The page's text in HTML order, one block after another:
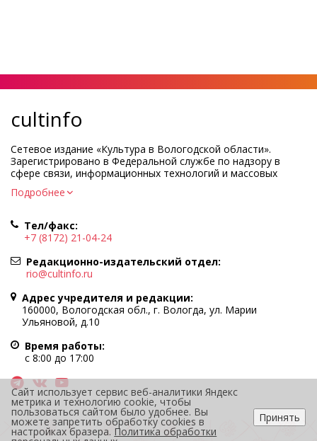
cultinfo
Сетевое издание «Культура в Вологодской области».
Зарегистрировано в Федеральной службе по надзору в
сфере связи, информационных технологий и массовых
коммуникаций.
Регистрационный номер и дата принятия решения о
Учредитель КУ ВО «Информационно-аналитический центр
культуры»
Адрес учредителя и редакции: 160000, Вологодская обл., г.
Вологда, ул. Марии Ульяновой, д.10
Главный редактор — Легчанова Елена Григорьевна
Политика в отношении обработки персональных данных
При полном или частичном использовании информации
портала гиперссылка на cultinfo.ru обязательна.
Редакция не несет ответственности за достоверность
информации, содержащейся в рекламных объявлениях.
12+
Подробнее
Тел/факс:
+7 (8172) 21-04-24
Редакционно-издательский отдел:
rio@cultinfo.ru
Адрес учредителя и редакции:
160000, Вологодская обл., г. Вологда, ул. Марии
Ульяновой, д.10
Время работы:
с 8:00 до 17:00
Сайт использует сервис веб-аналитики Яндекс
метрика и технологию cookie, чтобы
пользоваться сайтом было удобнее. Вы
можете запретить обработку cookies в
настройках бразера. Политика обработки
Принять